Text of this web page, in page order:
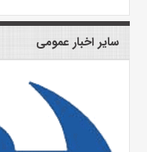
سایر اخبار عمومی